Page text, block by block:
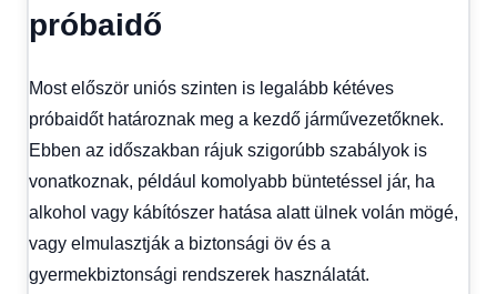
próbaidő
Most először uniós szinten is legalább kétéves
próbaidőt határoznak meg a kezdő járművezetőknek.
Ebben az időszakban rájuk szigorúbb szabályok is
vonatkoznak, például komolyabb büntetéssel jár, ha
alkohol vagy kábítószer hatása alatt ülnek volán mögé,
vagy elmulasztják a biztonsági öv és a
gyermekbiztonsági rendszerek használatát.